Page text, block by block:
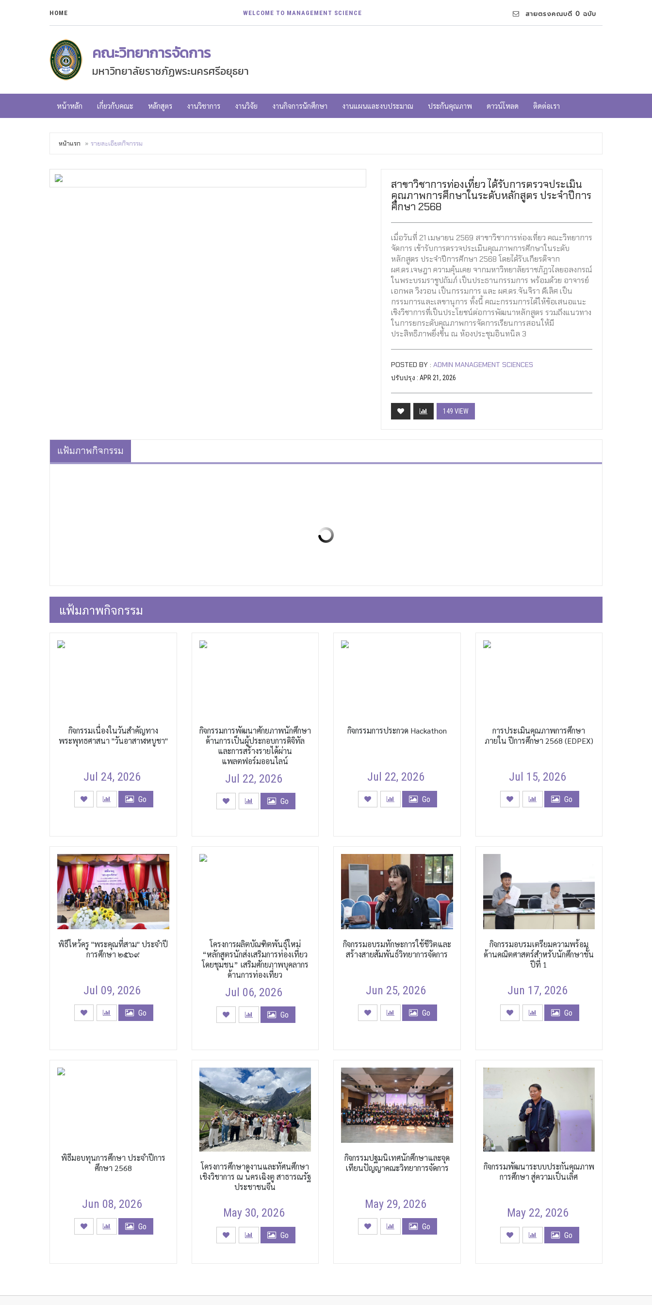
HOME WELCOME TO MANAGEMENT SCIENCE สายตรงคณบดี 0 ฉบับ
คณะวิทยาการจัดการ
มหาวิทยาลัยราชภัฏพระนครศรีอยุธยา
หน้าหลัก เกี่ยวกับคณะ หลักสูตร งานวิชาการ งานวิจัย งานกิจการนักศึกษา งานแผนและงบประมาณ ประกันคุณภาพ ดาวน์โหลด ติดต่อเรา
หน้าแรก รายละเอียดกิจกรรม
สาขาวิชาการท่องเที่ยว ได้รับการตรวจประเมิน
คุณภาพการศึกษาในระดับหลักสูตร ประจำปีการ
ศึกษา 2568
เมื่อวันที่ 21 เมษายน 2569 สาขาวิชาการท่องเที่ยว คณะวิทยาการ
จัดการ เข้ารับการตรวจประเมินคุณภาพการศึกษาในระดับ
หลักสูตร ประจำปีการศึกษา 2568 โดยได้รับเกียรติจาก
ผศ.ดร.เจษฎา ความคุ้นเคย จากมหาวิทยาลัยราชภัฏวไลยอลงกรณ์
ในพระบรมราชูปถัมภ์ เป็นประธานกรรมการ พร้อมด้วย อาจารย์
เอกพล วิงวอน เป็นกรรมการ และ ผศ.ดร.จันจิรา ดีเลิศ เป็น
กรรมการและเลขานุการ ทั้งนี้ คณะกรรมการได้ให้ข้อเสนอแนะ
เชิงวิชาการที่เป็นประโยชน์ต่อการพัฒนาหลักสูตร รวมถึงแนวทาง
ในการยกระดับคุณภาพการจัดการเรียนการสอนให้มี
ประสิทธิภาพยิ่งขึ้น ณ ห้องประชุมอินทนิล 3
POSTED BY : ADMIN MANAGEMENT SCIENCES
ปรับปรุง : APR 21, 2026
149 VIEW
แฟ้มภาพกิจกรรม
แฟ้มภาพกิจกรรม
กิจกรรมเนื่องในวันสำคัญทาง
พระพุทธศาสนา "วันอาสาฬหบูชา"
Jul 24, 2026
Go
กิจกรรมการพัฒนาศักยภาพนักศึกษา
ด้านการเป็นผู้ประกอบการดิจิทัล
และการสร้างรายได้ผ่าน
แพลตฟอร์มออนไลน์
Jul 22, 2026
Go
กิจกรรมการประกวด Hackathon
Jul 22, 2026
Go
การประเมินคุณภาพการศึกษา
ภายใน ปีการศึกษา 2568 (EDPEX)
Jul 15, 2026
Go
พิธีไหว้ครู "พระคุณที่สาม" ประจำปี
การศึกษา ๒๕๖๙
Jul 09, 2026
Go
โครงการผลิตบัณฑิตพันธุ์ใหม่
“หลักสูตรนักส่งเสริมการท่องเที่ยว
โดยชุมชน” เสริมศักยภาพบุคลากร
ด้านการท่องเที่ยว
Jul 06, 2026
Go
กิจกรรมอบรมทักษะการใช้ชีวิตและ
สร้างสายสัมพันธ์วิทยาการจัดการ
Jun 25, 2026
Go
กิจกรรมอบรมเตรียมความพร้อม
ด้านคณิตศาสตร์สำหรับนักศึกษาชั้น
ปีที่ 1
Jun 17, 2026
Go
พิธีมอบทุนการศึกษา ประจำปีการ
ศึกษา 2568
Jun 08, 2026
Go
โครงการศึกษาดูงานและทัศนศึกษา
เชิงวิชาการ ณ นครเฉิงตู สาธารณรัฐ
ประชาชนจีน
May 30, 2026
Go
กิจกรรมปฐมนิเทศนักศึกษาและจุด
เทียนปัญญาคณะวิทยาการจัดการ
May 29, 2026
Go
กิจกรรมพัฒนาระบบประกันคุณภาพ
การศึกษา สู่ความเป็นเลิศ
May 22, 2026
Go